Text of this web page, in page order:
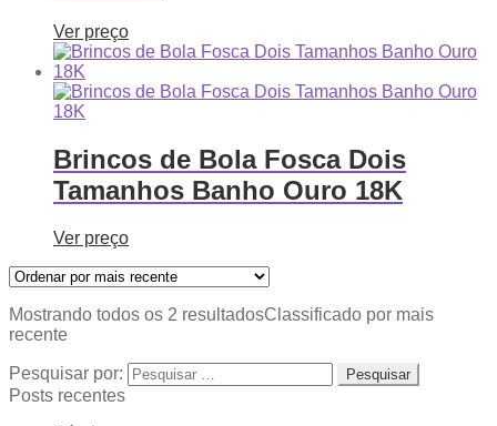
Ver preço
Brincos de Bola Fosca Dois
Tamanhos Banho Ouro 18K
Ver preço
Mostrando todos os 2 resultadosClassificado por mais
recente
Pesquisar por:
Posts recentes